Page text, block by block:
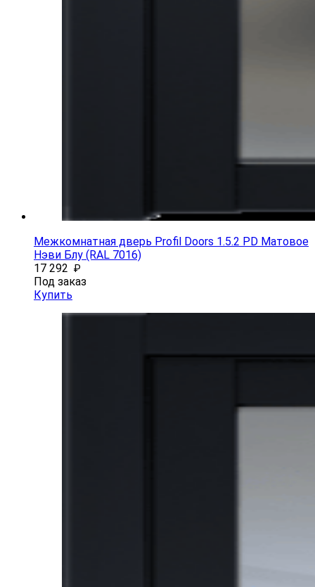
Межкомнатная дверь Profil Doors 1.5.2 PD Матовое
Нэви Блу (RAL 7016)
17 292 ₽
Под заказ
Купить